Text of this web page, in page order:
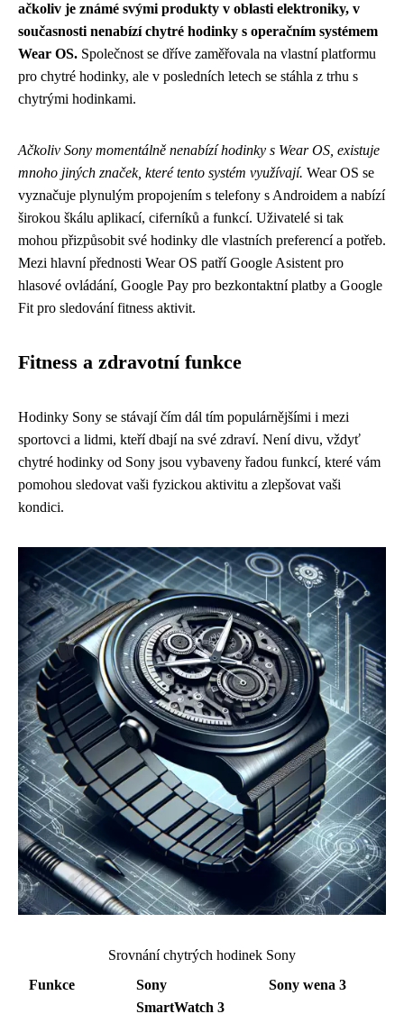
ačkoliv je známé svými produkty v oblasti elektroniky, v
současnosti nenabízí chytré hodinky s operačním systémem
Wear OS. Společnost se dříve zaměřovala na vlastní platformu
pro chytré hodinky, ale v posledních letech se stáhla z trhu s
chytrými hodinkami.
Ačkoliv Sony momentálně nenabízí hodinky s Wear OS, existuje
mnoho jiných značek, které tento systém využívají. Wear OS se
vyznačuje plynulým propojením s telefony s Androidem a nabízí
širokou škálu aplikací, ciferníků a funkcí. Uživatelé si tak
mohou přizpůsobit své hodinky dle vlastních preferencí a potřeb.
Mezi hlavní přednosti Wear OS patří Google Asistent pro
hlasové ovládání, Google Pay pro bezkontaktní platby a Google
Fit pro sledování fitness aktivit.
Fitness a zdravotní funkce
Hodinky Sony se stávají čím dál tím populárnějšími i mezi
sportovci a lidmi, kteří dbají na své zdraví. Není divu, vždyť
chytré hodinky od Sony jsou vybaveny řadou funkcí, které vám
pomohou sledovat vaši fyzickou aktivitu a zlepšovat vaši
kondici.
Srovnání chytrých hodinek Sony
Funkce
Sony
SmartWatch 3
Sony wena 3